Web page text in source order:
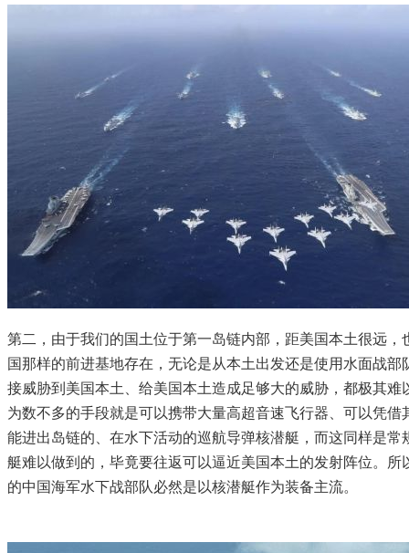
第二，由于我们的国土位于第一岛链内部，距美国本土很远，
国那样的前进基地存在，无论是从本土出发还是使用水面战部
接威胁到美国本土、给美国本土造成足够大的威胁，都极其难
为数不多的手段就是可以携带大量高超音速飞行器、可以凭借
能进出岛链的、在水下活动的巡航导弹核潜艇，而这同样是常
艇难以做到的，毕竟要往返可以逼近美国本土的发射阵位。所
的中国海军水下战部队必然是以核潜艇作为装备主流。